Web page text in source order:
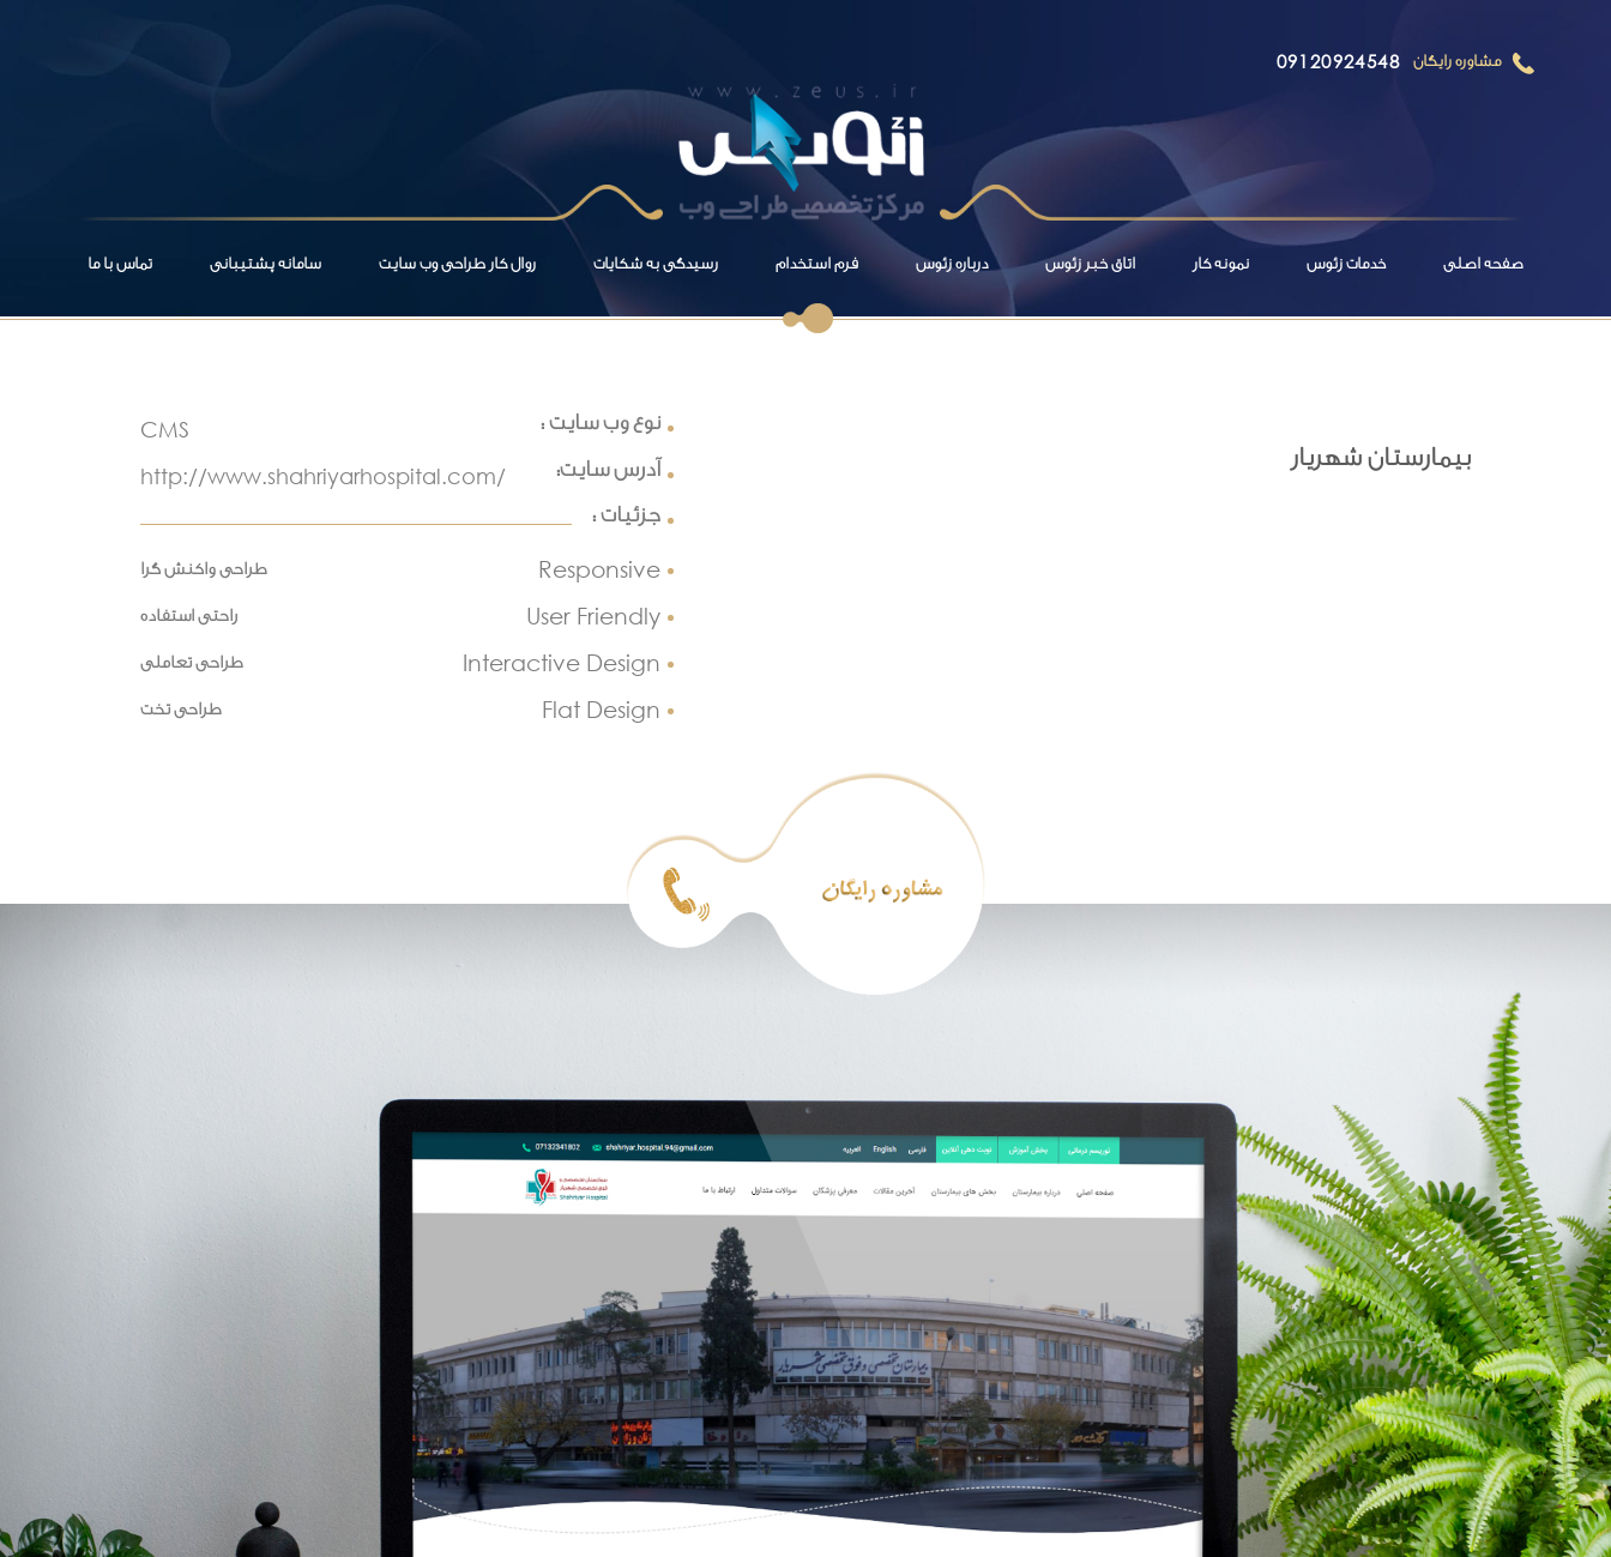
مشاوره رایگان 09120924548
صفحه اصلی خدمات زئوس نمونه کار اتاق خبر زئوس درباره زئوس فرم استخدام رسیدگی به شکایات روال کار طراحی وب سایت سامانه پشتیبانی تماس با ما
بیمارستان شهریار
نوع وب سایت : CMS
آدرس سایت: http://www.shahriyarhospital.com/
جزئیات :
Responsive طراحی واکنش گرا
User Friendly راحتی استفاده
Interactive Design طراحی تعاملی
Flat Design طراحی تخت